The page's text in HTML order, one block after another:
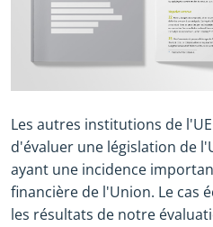
Les autres institutions de
d'évaluer une législation de
ayant une incidence
financière de l'Union. Le cas
les résultats de notre